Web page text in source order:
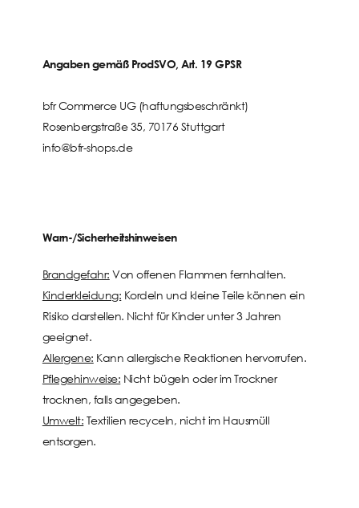
Angaben gemäß ProdSVO, Art. 19 GPSR
bfr Commerce UG (haftungsbeschränkt)
Rosenbergstraße 35, 70176 Stuttgart
info@bfr-shops.de
Warn-/Sicherheitshinweisen
Brandgefahr: Von offenen Flammen fernhalten.
Kinderkleidung: Kordeln und kleine Teile können ein
Risiko darstellen. Nicht für Kinder unter 3 Jahren
geeignet.
Allergene: Kann allergische Reaktionen hervorrufen.
Pflegehinweise: Nicht bügeln oder im Trockner
trocknen, falls angegeben.
Umwelt: Textilien recyceln, nicht im Hausmüll
entsorgen.